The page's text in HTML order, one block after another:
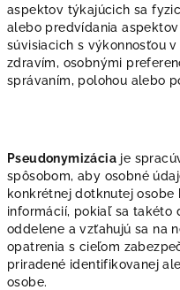
aspektov týkajúcich sa
alebo predvídania
súvisiacich s výkonnosťou
zdravím, osobnými
správaním, polohou alebo
Pseudonymizácia je
spôsobom, aby osobné
konkrétnej dotknutej
informácií, pokiaľ sa takéto
oddelene a vzťahujú sa na
opatrenia s cieľom
priradené identifikovanej
osobe.